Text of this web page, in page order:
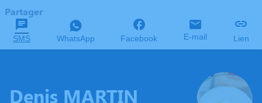
Partager
SMS WhatsApp Facebook E-mail Lien
Denis MARTIN